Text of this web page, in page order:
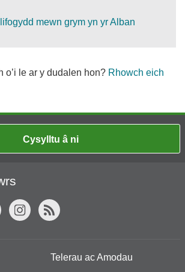
mewn grym yn yr Alban
o’i le ar y dudalen hon? Rhowch eich
Cysylltu â ni
Telerau ac Amodau